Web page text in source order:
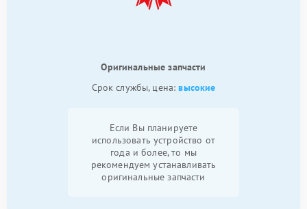
Оригинальные запчасти
Срок службы, цена:высокие
Если Вы планируете
использовать устройство от
года и более, то мы
рекомендуем устанавливать
оригинальные запчасти